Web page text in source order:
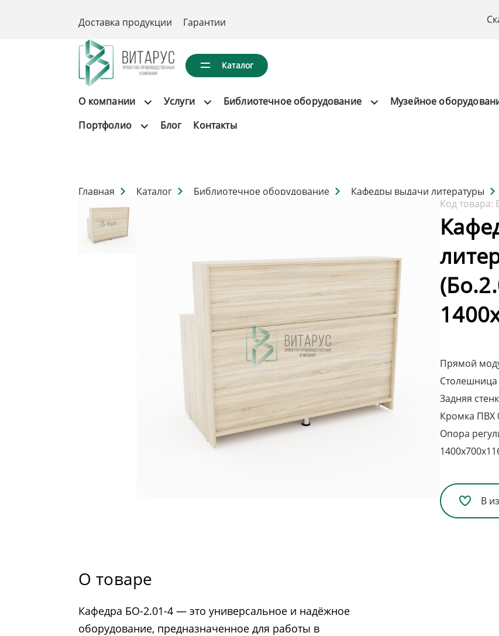
Доставка продукции Гарантии
Каталог
О компании Услуги Библиотечное оборудование
Музейное
Портфолио
Блог Контакты
Главная Каталог Библиотечное оборудование Кафедры выдачи литературы
Код товара:
Прямой
Задняя
Кромка ПВХ
Опора
В
О товаре
Кафедра БО-2.01-4 — это универсальное и надёжное
оборудование, предназначенное для работы в